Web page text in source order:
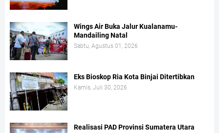
Wings Air Buka Jalur Kualanamu-
Mandailing Natal
Sabtu, Agustus 01, 2026
Eks Bioskop Ria Kota Binjai Ditertibkan
Kamis, Juli 30, 2026
Realisasi PAD Provinsi Sumatera Utara